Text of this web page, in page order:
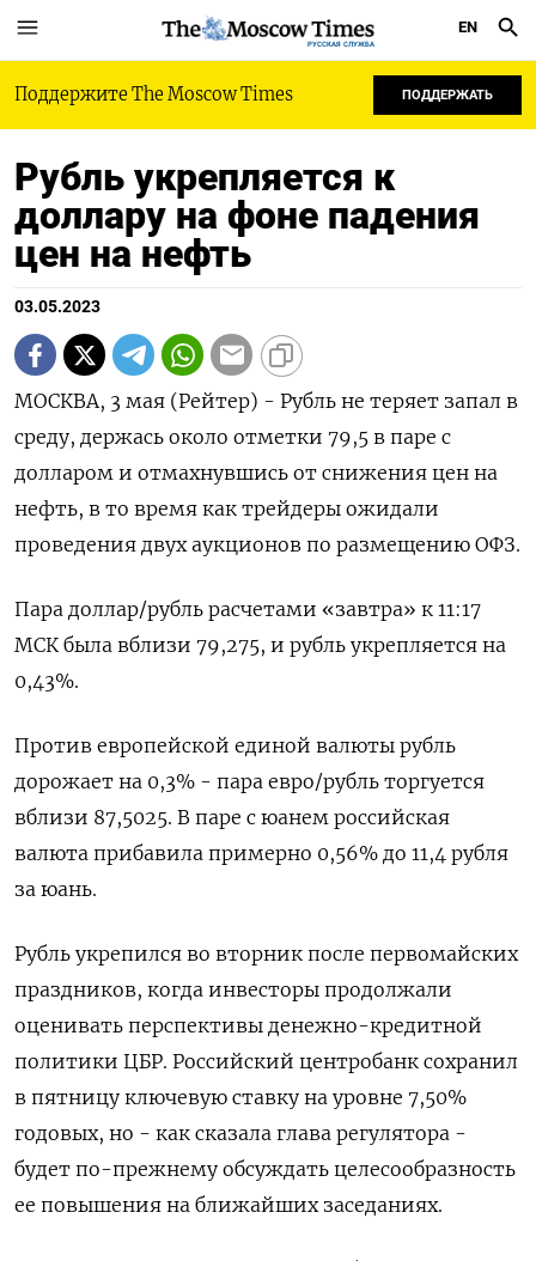
РУССКАЯ СЛУЖБА
EN
Поддержите The Moscow Times ПОДДЕРЖАТЬ
Рубль укрепляется к
доллару на фоне падения
цен на нефть
03.05.2023
МОСКВА, 3 мая (Рейтер) - Рубль не теряет запал в
среду, держась около отметки 79,5 в паре с
долларом и отмахнувшись от снижения цен на
нефть, в то время как трейдеры ожидали
проведения двух аукционов по размещению ОФЗ.
Пара доллар/рубль расчетами «завтра» к 11:17
МСК была вблизи 79,275​​, и рубль укрепляется на
0,43%.
Против европейской единой валюты рубль
дорожает на 0,3% - пара евро/рубль торгуется
вблизи 87,5025. В паре с юанем российская
валюта прибавила примерно 0,56% до 11,4 рубля
за юань.
Рубль укрепился во вторник после первомайских
праздников, когда инвесторы продолжали
оценивать перспективы денежно-кредитной
политики ЦБР. Российский центробанк сохранил
в пятницу ключевую ставку на уровне 7,50%
годовых, но - как сказала глава регулятора -
будет по-прежнему обсуждать целесообразность
ее повышения на ближайших заседаниях.